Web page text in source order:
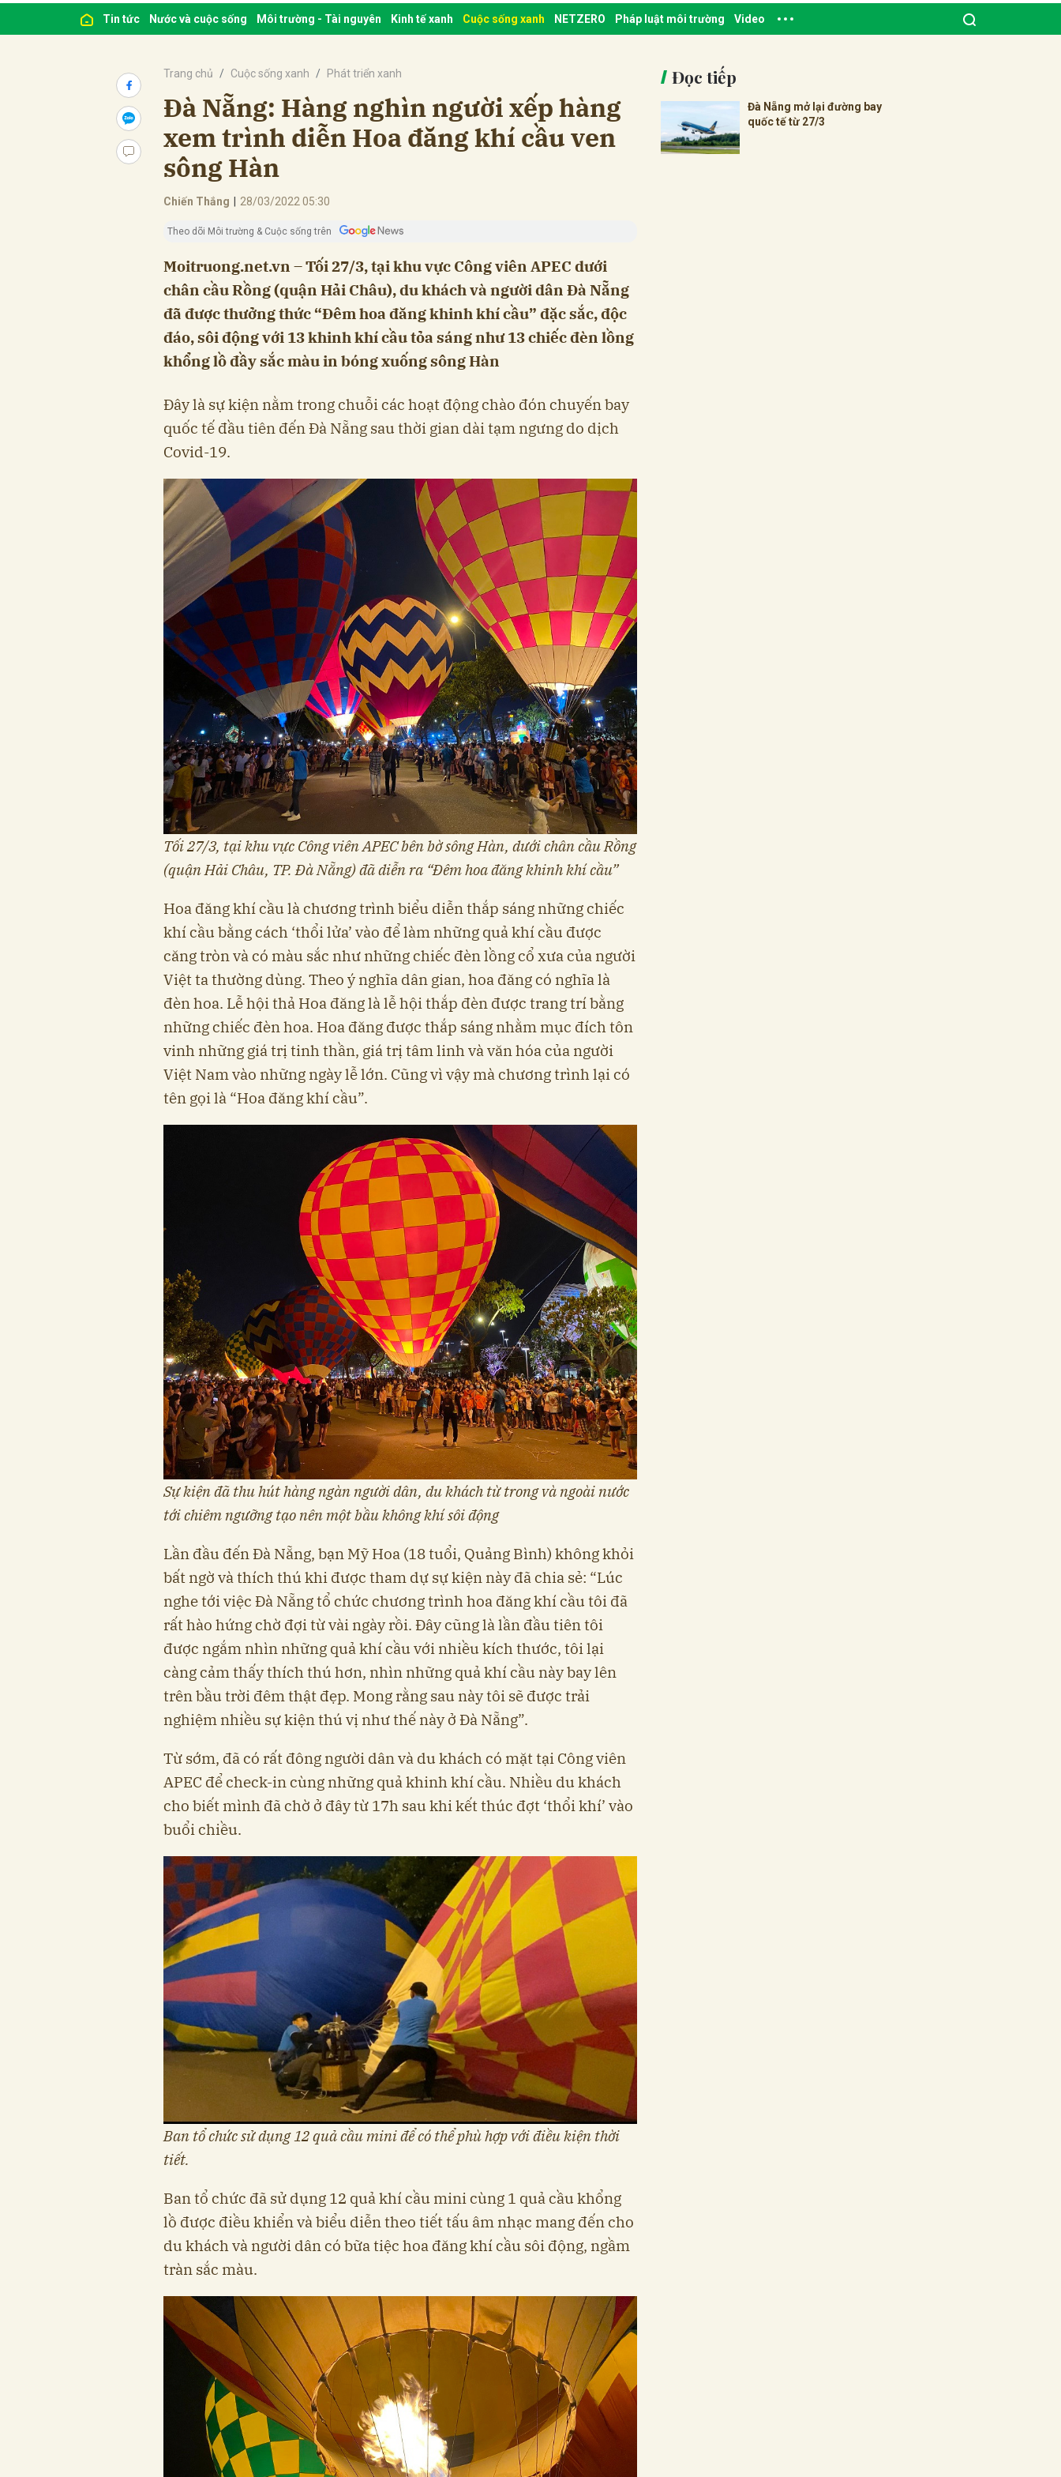
Tin tức Nước và cuộc sống Môi trường - Tài nguyên Kinh tế xanh Cuộc sống xanh NETZERO Pháp luật môi trường Video
Trang chủ Cuộc sống xanh Phát triển xanh
Đà Nẵng: Hàng nghìn người xếp hàng
xem trình diễn Hoa đăng khí cầu ven
sông Hàn
Chiến Thắng 28/03/2022 05:30
Theo dõi Môi trường & Cuộc sống trên
Moitruong.net.vn – Tối 27/3, tại khu vực Công viên APEC dưới
chân cầu Rồng (quận Hải Châu), du khách và người dân Đà Nẵng
đã được thưởng thức “Đêm hoa đăng khinh khí cầu” đặc sắc, độc
đáo, sôi động với 13 khinh khí cầu tỏa sáng như 13 chiếc đèn lồng
khổng lồ đầy sắc màu in bóng xuống sông Hàn
Đây là sự kiện nằm trong chuỗi các hoạt động chào đón chuyến bay
quốc tế đầu tiên đến Đà Nẵng sau thời gian dài tạm ngưng do dịch
Covid-19.
Tối 27/3, tại khu vực Công viên APEC bên bờ sông Hàn, dưới chân cầu Rồng
(quận Hải Châu, TP. Đà Nẵng) đã diễn ra “Đêm hoa đăng khinh khí cầu”
Hoa đăng khí cầu là chương trình biểu diễn thắp sáng những chiếc
khí cầu bằng cách ‘thổi lửa’ vào để làm những quả khí cầu được
căng tròn và có màu sắc như những chiếc đèn lồng cổ xưa của người
Việt ta thường dùng. Theo ý nghĩa dân gian, hoa đăng có nghĩa là
đèn hoa. Lễ hội thả Hoa đăng là lễ hội thắp đèn được trang trí bằng
những chiếc đèn hoa. Hoa đăng được thắp sáng nhằm mục đích tôn
vinh những giá trị tinh thần, giá trị tâm linh và văn hóa của người
Việt Nam vào những ngày lễ lớn. Cũng vì vậy mà chương trình lại có
tên gọi là “Hoa đăng khí cầu”.
Sự kiện đã thu hút hàng ngàn người dân, du khách từ trong và ngoài nước
tới chiêm ngưỡng tạo nên một bầu không khí sôi động
Lần đầu đến Đà Nẵng, bạn Mỹ Hoa (18 tuổi, Quảng Bình) không khỏi
bất ngờ và thích thú khi được tham dự sự kiện này đã chia sẻ: “Lúc
nghe tới việc Đà Nẵng tổ chức chương trình hoa đăng khí cầu tôi đã
rất hào hứng chờ đợi từ vài ngày rồi. Đây cũng là lần đầu tiên tôi
được ngắm nhìn những quả khí cầu với nhiều kích thước, tôi lại
càng cảm thấy thích thú hơn, nhìn những quả khí cầu này bay lên
trên bầu trời đêm thật đẹp. Mong rằng sau này tôi sẽ được trải
nghiệm nhiều sự kiện thú vị như thế này ở Đà Nẵng”.
Từ sớm, đã có rất đông người dân và du khách có mặt tại Công viên
APEC để check-in cùng những quả khinh khí cầu. Nhiều du khách
cho biết mình đã chờ ở đây từ 17h sau khi kết thúc đợt ‘thổi khí’ vào
buổi chiều.
Ban tổ chức sử dụng 12 quả cầu mini để có thể phù hợp với điều kiện thời
tiết.
Ban tổ chức đã sử dụng 12 quả khí cầu mini cùng 1 quả cầu khổng
lồ được điều khiển và biểu diễn theo tiết tấu âm nhạc mang đến cho
du khách và người dân có bữa tiệc hoa đăng khí cầu sôi động, ngầm
tràn sắc màu.
Đọc tiếp
Đà Nẵng mở lại đường bay
quốc tế từ 27/3